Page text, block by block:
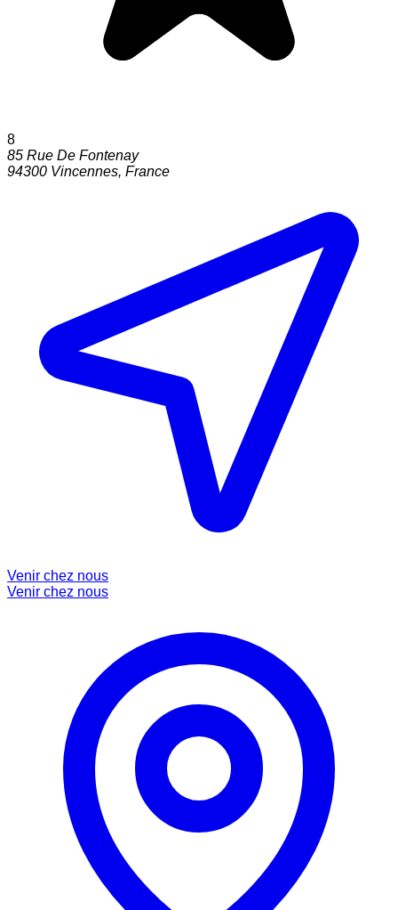
8
85 Rue De Fontenay
94300 Vincennes, France
Venir chez nous
Venir chez nous